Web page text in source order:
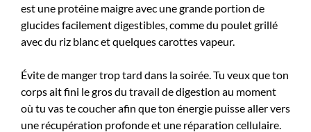
est une protéine maigre avec une grande portion de
glucides facilement digestibles, comme du poulet grillé
avec du riz blanc et quelques carottes vapeur.
Évite de manger trop tard dans la soirée. Tu veux que ton
corps ait fini le gros du travail de digestion au moment
où tu vas te coucher afin que ton énergie puisse aller vers
une récupération profonde et une réparation cellulaire.